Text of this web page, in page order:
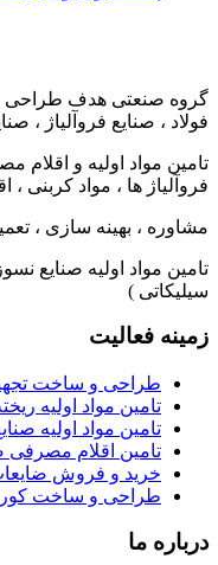
گروه صنعتی هدف طراحی
فولاد ، صنایع فروآلیاژ ،
تامین مواد اولیه و اقلام
فروآلیاژ ها ، مواد کربنی ،
مشاوره ، بهینه سازی ،
تامین مواد اولیه صنایع
سیلیکاتی )
زمینه فعالیت
طراحی و ساخت
تامین مواد اولیه
تامین مواد اولیه
تامین اقلام مصرفی
خرید و فروش
طراحی و ساخت
درباره ما